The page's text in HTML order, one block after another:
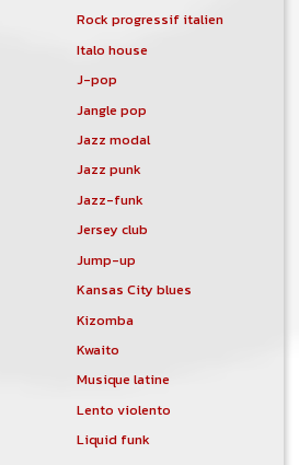
Rock progressif italien
Italo house
J-pop
Jangle pop
Jazz modal
Jazz punk
Jazz-funk
Jersey club
Jump-up
Kansas City blues
Kizomba
Kwaito
Musique latine
Lento violento
Liquid funk